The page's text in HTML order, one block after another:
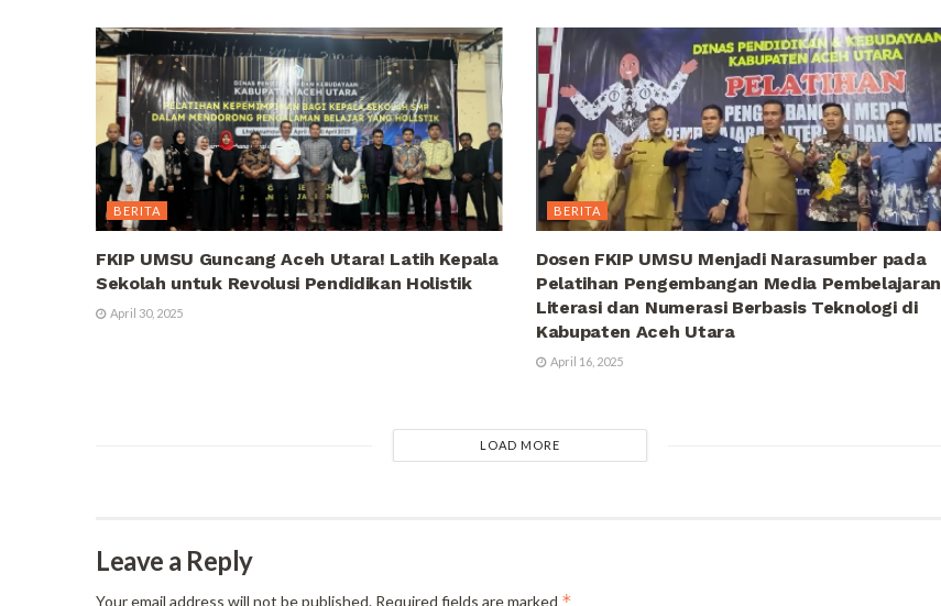
BERITA
FKIP UMSU Guncang Aceh Utara! Latih Kepala
Sekolah untuk Revolusi Pendidikan Holistik
April 30, 2025
BERITA
Dosen FKIP UMSU Menjadi Narasumber pada
Pelatihan Pengembangan Media Pembelajaran
Literasi dan Numerasi Berbasis Teknologi di
Kabupaten Aceh Utara
April 16, 2025
LOAD MORE
Leave a Reply
Your email address will not be published. Required fields are marked *